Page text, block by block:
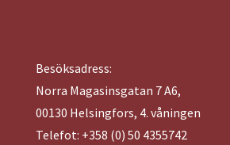
Besöksadress:
Norra Magasinsgatan 7 A6,
00130 Helsingfors, 4. våningen
Telefot: +358 (0) 50 4355742